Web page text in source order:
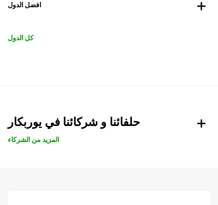
افضل الدول
كل الدول
حلفائنا و شركائنا في يوربكار
المزيد من الشركاء